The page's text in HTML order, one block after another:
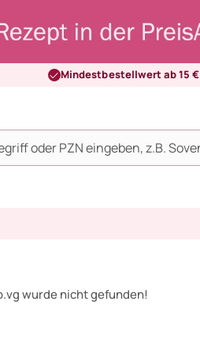
Mindestbestellwert ab 15 €
wurde nicht gefunden!